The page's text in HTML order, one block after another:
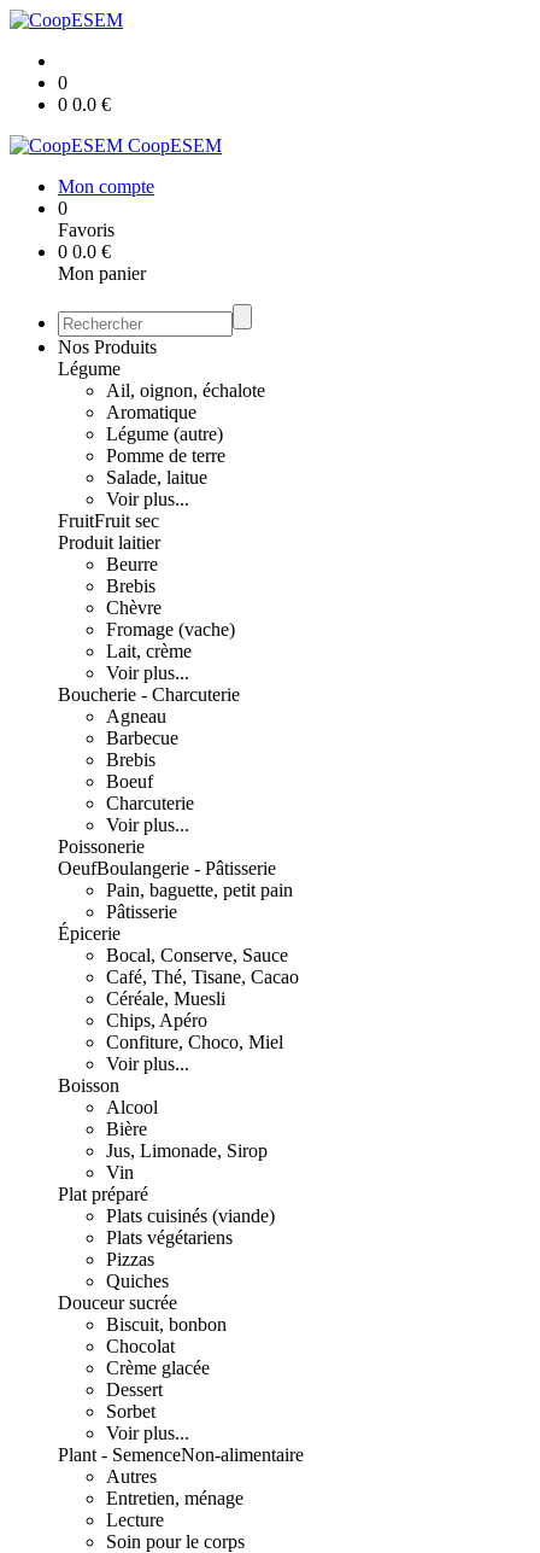
0
0 0.0 €
CoopESEM
Mon compte
0
Favoris
0 0.0 €
Mon panier
Nos Produits
Légume
Ail, oignon, échalote
Aromatique
Légume (autre)
Pomme de terre
Salade, laitue
Voir plus...
FruitFruit sec
Produit laitier
Beurre
Brebis
Chèvre
Fromage (vache)
Lait, crème
Voir plus...
Boucherie - Charcuterie
Agneau
Barbecue
Brebis
Boeuf
Charcuterie
Voir plus...
Poissonerie
OeufBoulangerie - Pâtisserie
Pain, baguette, petit pain
Pâtisserie
Épicerie
Bocal, Conserve, Sauce
Café, Thé, Tisane, Cacao
Céréale, Muesli
Chips, Apéro
Confiture, Choco, Miel
Voir plus...
Boisson
Alcool
Bière
Jus, Limonade, Sirop
Vin
Plat préparé
Plats cuisinés (viande)
Plats végétariens
Pizzas
Quiches
Douceur sucrée
Biscuit, bonbon
Chocolat
Crème glacée
Dessert
Sorbet
Voir plus...
Plant - SemenceNon-alimentaire
Autres
Entretien, ménage
Lecture
Soin pour le corps